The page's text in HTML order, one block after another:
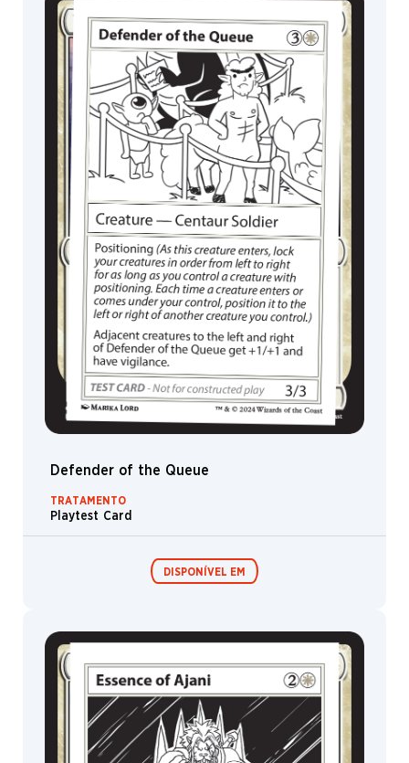
MagicCon
Box
Defender of the Queue
TRATAMENTO
Playtest Card
DISPONÍVEL EM
MagicCon
Box